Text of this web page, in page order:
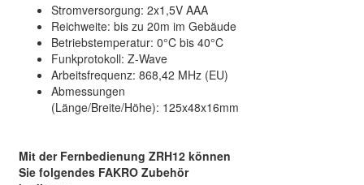
Stromversorgung: 2x1,5V AAA
Reichweite: bis zu 20m im Gebäude
Betriebstemperatur: 0°C bis 40°C
Funkprotokoll: Z-Wave
Arbeitsfrequenz: 868,42 MHz (EU)
Abmessungen
(Länge/Breite/Höhe): 125x48x16mm
Mit der Fernbedienung ZRH12 können
Sie folgendes FAKRO Zubehör